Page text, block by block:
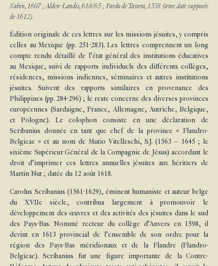
Sabin, 1607 ; Alden-Landis, 618/65 ; Pardo de Tavera, 1538 (avec date supposée
de 1612).
Édition originale de ces lettres sur les missions jésuites, y compris
celles au Mexique (pp. 251-283). Les lettres comprennent un long
compte rendu détaillé de l’état général des institutions éducatives
au Mexique, suivi de rapports individuels des différents collèges,
résidences, missions indiennes, séminaires et autres institutions
jésuites. Suivent des rapports similaires en provenance des
Philippines (pp. 284-296) ; le reste concerne des diverses provinces
européennes (Sardaigne, France, Allemagne, Autriche, Belgique,
et Pologne). Le colophon consiste en une déclaration de
Scribanius donnée en tant que chef de la province « Flandro-
Belgicae » et au nom de Mutio Vitelleschi, S.J. (1563 – 1645 ; le
sixième Supérieur Général de la Compagnie de Jésus) accordant le
droit d’imprimer ces lettres annuelles jésuites aux héritiers de
Martin Nut ; datée du 12 août 1618.
Carolus Scribanius (1561-1629), éminent humaniste et auteur belge
du XVIIe siècle, contribua largement à promouvoir le
développement des œuvres et des activités des jésuites dans le sud
des Pays-Bas. Nommé recteur du collège d’Anvers en 1598, il
devint en 1613 provincial de l’ensemble de son ordre pour la
région des Pays-Bas méridionaux et de la Flandre (Flandro-
Belgicae). Scribanius fut une figure importante de la Contre-